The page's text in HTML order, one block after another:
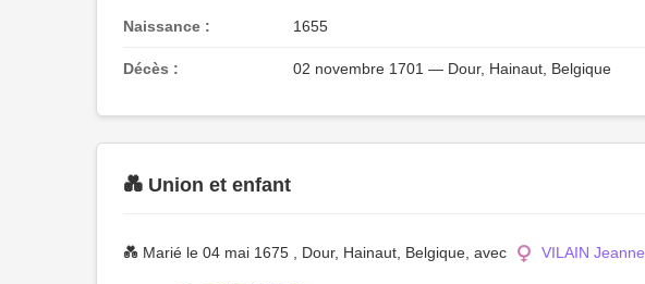
Naissance : 1655
Décès : 02 novembre 1701 — Dour, Hainaut, Belgique
💑 Union et enfant
💑 Marié le 04 mai 1675 , Dour, Hainaut, Belgique, avec VILAIN Jeanne